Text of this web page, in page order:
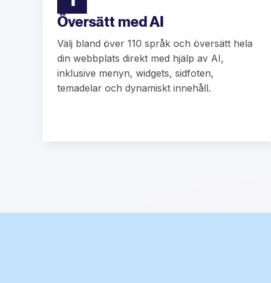
Översätt med AI
Välj bland över 110 språk och översätt hela
din webbplats direkt med hjälp av AI,
inklusive menyn, widgets, sidfoten,
temadelar och dynamiskt innehåll.